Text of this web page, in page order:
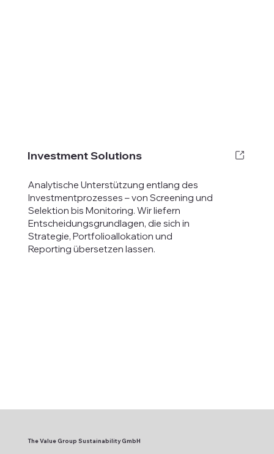
Investment Solutions
Analytische Unterstützung entlang des
Investmentprozesses – von Screening und
Selektion bis Monitoring. Wir liefern
Entscheidungsgrundlagen, die sich in
Strategie, Portfolioallokation und
Reporting übersetzen lassen.
The Value Group Sustainability GmbH